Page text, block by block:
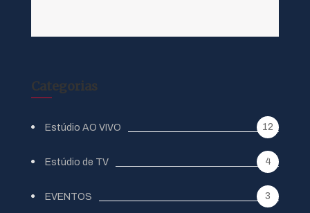
Categorias
Estúdio AO VIVO 12
Estúdio de TV 4
EVENTOS 3